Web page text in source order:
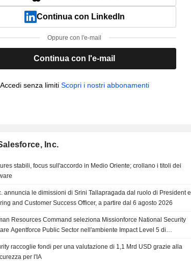
Continua con LinkedIn
Oppure con l'e-mail
Continua con l'e-mail
Accedi senza limiti Scopri i nostri abbonamenti
Inc.
stabili, focus sull'accordo in Medio Oriente; crollano i titoli dei
annuncia le dimissioni di Srini Tallapragada dal ruolo di President e
and Customer Success Officer, a partire dal 6 agosto 2026
Resources Command seleziona Missionforce National Security
Agentforce Public Sector nell'ambiente Impact Level 5 di
raccoglie fondi per una valutazione di 1,1 Mrd USD grazie alla
per l'IA